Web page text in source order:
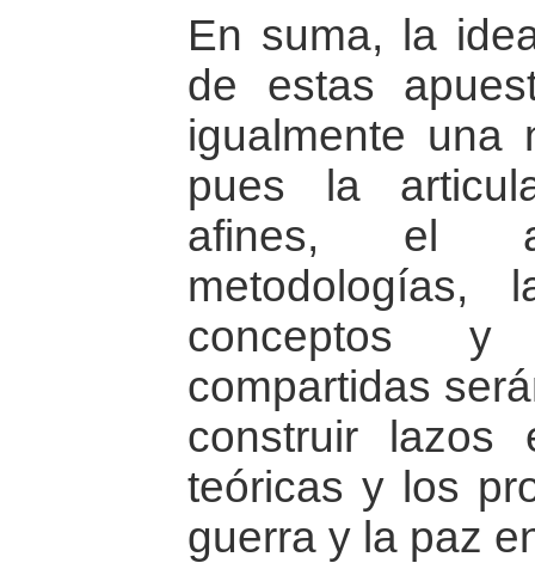
En suma, la
de estas
igualmente una
pues la
afines, el
conceptos y
compartidas
construir lazos
teóricas y los
guerra y la paz